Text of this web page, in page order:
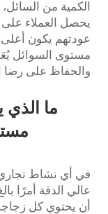
الكمية من
يحصل العملاء على
عودتهم يكون
مستوى السوائل
والحفاظ على رضا
ما
في أي نشاط تجاري
عالي الدقة أمرًا
أن يحتوي كل